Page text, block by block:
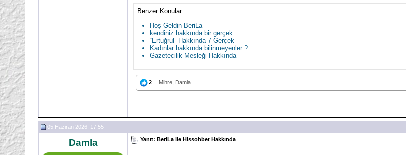
Benzer Konular:
Hoş Geldin BeriLa
kendiniz hakkında bir gerçek
“Ertuğrul” Hakkında 7 Gerçek
Kadınlar hakkında bilinmeyenler ?
Gazetecilik Mesleği Hakkında
2 Mihre, Damla
05 Haziran 2026, 17:55
Damla Yanıt: BeriLa ile Hissohbet Hakkında